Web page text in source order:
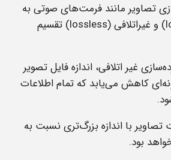
تصاویر مانند فرمت‌های صوتی به
و غیراتلافی(lossless) تقسیم
غیر اتلافی، اندازه‌ فایل تصویر
کاهش می‌یابد که تمام اطلاعات
تصاویر با اندازه‌ بزرگ‌تری نسبت به
بود.